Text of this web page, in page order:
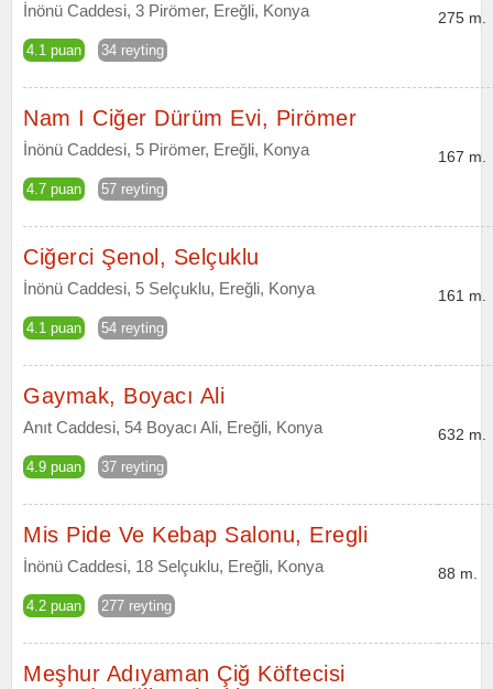
İnönü Caddesi, 3 Pirömer, Ereğli, Konya
4.1 puan 34 reyting
275 m.
Nam I Ciğer Dürüm Evi, Pirömer
İnönü Caddesi, 5 Pirömer, Ereğli, Konya
4.7 puan 57 reyting
167 m.
Ciğerci Şenol, Selçuklu
İnönü Caddesi, 5 Selçuklu, Ereğli, Konya
4.1 puan 54 reyting
161 m.
Gaymak, Boyacı Ali
Anıt Caddesi, 54 Boyacı Ali, Ereğli, Konya
4.9 puan 37 reyting
632 m.
Mis Pide Ve Kebap Salonu, Eregli
İnönü Caddesi, 18 Selçuklu, Ereğli, Konya
4.2 puan 277 reyting
88 m.
Meşhur Adıyaman Çiğ Köftecisi